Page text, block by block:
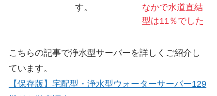
す。
なかで水道直結
型は11％でした
こちらの記事で浄水型サーバーを詳しくご紹介し
ています。
【保存版】宅配型・浄水型ウォーターサーバー129